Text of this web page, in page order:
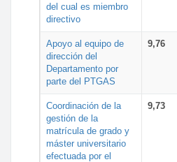
del cual es miembro
directivo
Apoyo al equipo de
dirección del
Departamento por
parte del PTGAS
9,76
Coordinación de la
gestión de la
matrícula de grado y
máster universitario
efectuada por el
9,73